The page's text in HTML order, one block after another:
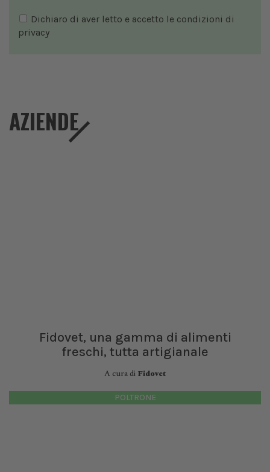
Dichiaro di aver letto e accetto le condizioni di
privacy
AZIENDE
Fidovet, una gamma di alimenti
freschi, tutta artigianale
A cura di Fidovet
POLTRONE